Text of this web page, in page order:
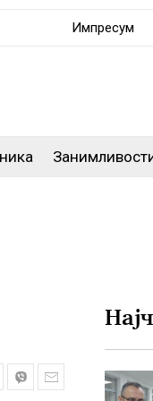
Импресум